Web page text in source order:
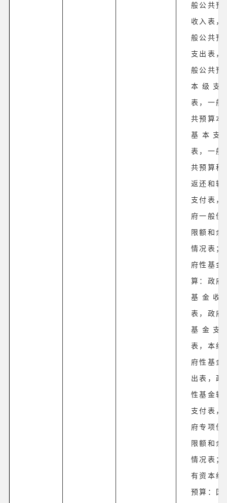
般公共预
收入表，
般公共预
支出表，
般公共预
本级支
表，一般
共预算本
基本支
表，一般
共预算税
返还和转
支付表，
府一般债
限额和余
情况表；
府性基金
算：政府
基金收
表，政府
基金支
表，本级
府性基金
出表，政
性基金转
支付表，
府专项债
限额和余
情况表；
有资本经
预算：国